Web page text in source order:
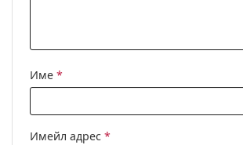
Други
Пол:
Марка:
Име *
Имейл адрес *